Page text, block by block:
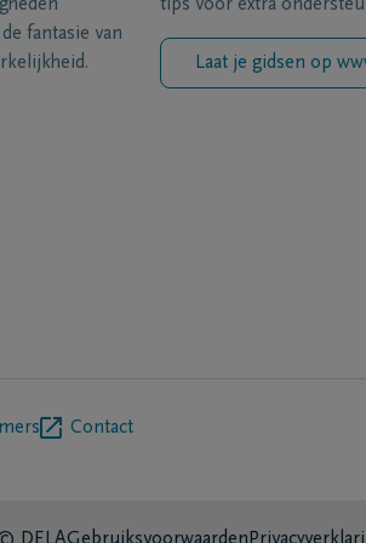
fantasie van
tips voor extra
Laat je gidsen op
Contact